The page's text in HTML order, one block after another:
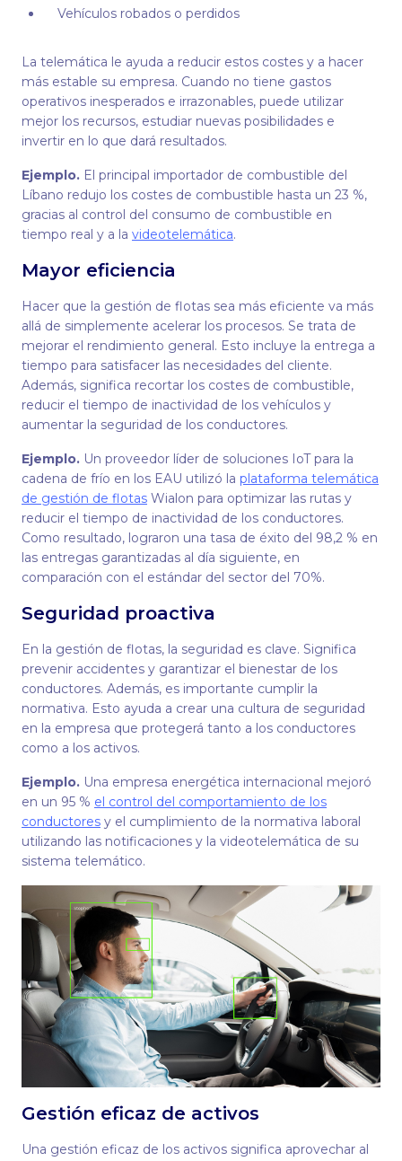
Vehículos robados o perdidos
La telemática le ayuda a reducir estos costes y a hacer
más estable su empresa. Cuando no tiene gastos
operativos inesperados e irrazonables, puede utilizar
mejor los recursos, estudiar nuevas posibilidades e
invertir en lo que dará resultados.
Ejemplo. El principal importador de combustible del
Líbano redujo los costes de combustible hasta un 23 %,
gracias al control del consumo de combustible en
tiempo real y a la videotelemática.
Mayor eficiencia
Hacer que la gestión de flotas sea más eficiente va más
allá de simplemente acelerar los procesos. Se trata de
mejorar el rendimiento general. Esto incluye la entrega a
tiempo para satisfacer las necesidades del cliente.
Además, significa recortar los costes de combustible,
reducir el tiempo de inactividad de los vehículos y
aumentar la seguridad de los conductores.
Ejemplo. Un proveedor líder de soluciones IoT para la
cadena de frío en los EAU utilizó la plataforma telemática
de gestión de flotas Wialon para optimizar las rutas y
reducir el tiempo de inactividad de los conductores.
Como resultado, lograron una tasa de éxito del 98,2 % en
las entregas garantizadas al día siguiente, en
comparación con el estándar del sector del 70%.
Seguridad proactiva
En la gestión de flotas, la seguridad es clave. Significa
prevenir accidentes y garantizar el bienestar de los
conductores. Además, es importante cumplir la
normativa. Esto ayuda a crear una cultura de seguridad
en la empresa que protegerá tanto a los conductores
como a los activos.
Ejemplo. Una empresa energética internacional mejoró
en un 95 % el control del comportamiento de los
conductores y el cumplimiento de la normativa laboral
utilizando las notificaciones y la videotelemática de su
sistema telemático.
Gestión eficaz de activos
Una gestión eficaz de los activos significa aprovechar al